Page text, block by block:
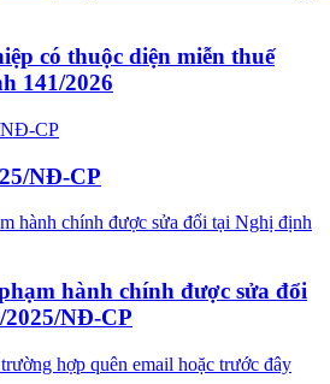
có thuộc diện miễn thuế
141/2026
NĐ-CP
hành chính được sửa đổi
NĐ-CP